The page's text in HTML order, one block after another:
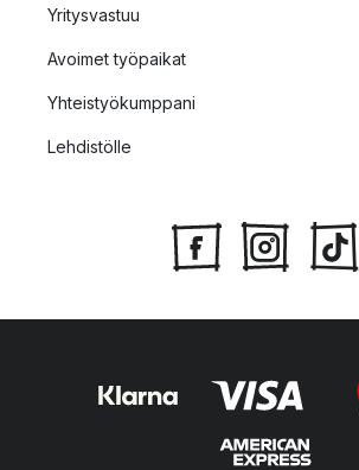
Yritysvastuu
Avoimet työpaikat
Yhteistyökumppani
Lehdistölle